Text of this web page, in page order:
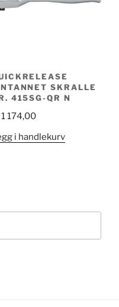
SKRALLE
415SG-QR N
174,00
i handlekurv